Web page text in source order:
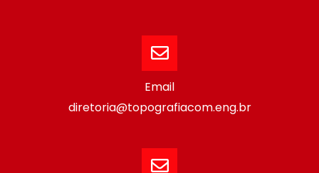
Email
diretoria@topografiacom.eng.br